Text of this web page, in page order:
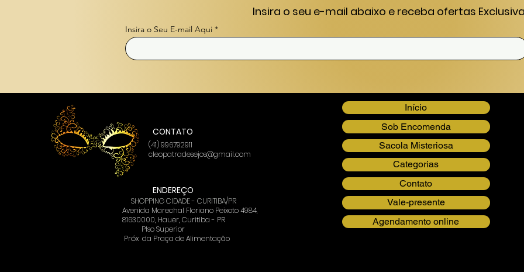
Insira o seu e-mail abaixo e receba ofertas
Insira o Seu E-mail Aqui
CONTATO
(41) 996792911
cleopatradesejos@gmail.com
ENDEREÇO
SHOPPING CIDADE - CURITIBA/PR
Avenida Marechal Floriano Peixoto 4984,
81630000, Hauer, Curitiba - PR
PIso Superior
Próx da Praça de Alimentação
Início
Sob Encomenda
Sacola Misteriosa
Categorias
Contato
Vale-presente
Agendamento online